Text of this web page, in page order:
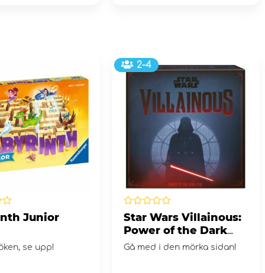
Junior
se upp!
2-4
Star Wars Villainous:
Power of the Dark
Side
Gå med i den mörka sidan!